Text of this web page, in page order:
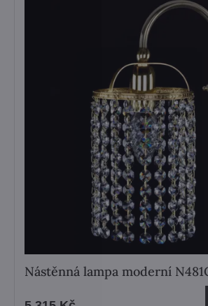
Nástěnná lampa moderní